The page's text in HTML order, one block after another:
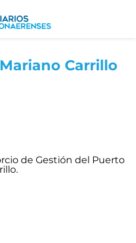
Mariano Carrillo